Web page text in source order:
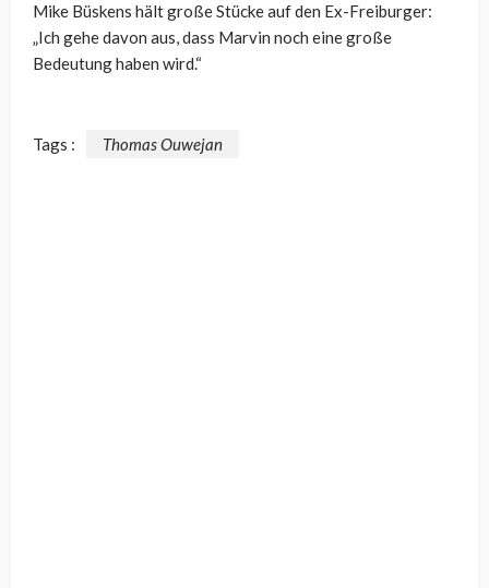
Mike Büskens hält große Stücke auf den Ex-Freiburger:
„Ich gehe davon aus, dass Marvin noch eine große
Bedeutung haben wird.“
Tags : Thomas Ouwejan